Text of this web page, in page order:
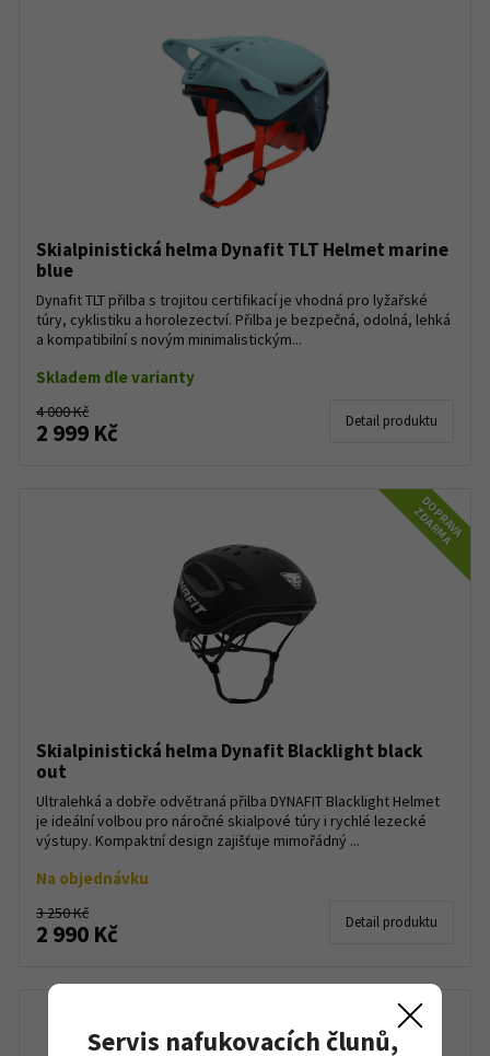
Skialpinistická helma Dynafit TLT Helmet marine
blue
Dynafit TLT přilba s trojitou certifikací je vhodná pro lyžařské
túry, cyklistiku a horolezectví. Přilba je bezpečná, odolná, lehká
a kompatibilní s novým minimalistickým...
Skladem dle varianty
4 000 Kč
2 999 Kč Detail produktu
DOPRAVA
ZDARMA
Skialpinistická helma Dynafit Blacklight black
out
Ultralehká a dobře odvětraná přilba DYNAFIT Blacklight Helmet
je ideální volbou pro náročné skialpové túry i rychlé lezecké
výstupy. Kompaktní design zajišťuje mimořádný ...
Na objednávku
3 250 Kč
2 990 Kč Detail produktu
Servis nafukovacích člunů,